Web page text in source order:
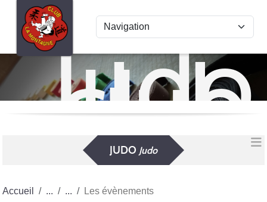
Judo
club
La
JUDO Judo
Accueil Les évènements
Panneau de gestion des cookies